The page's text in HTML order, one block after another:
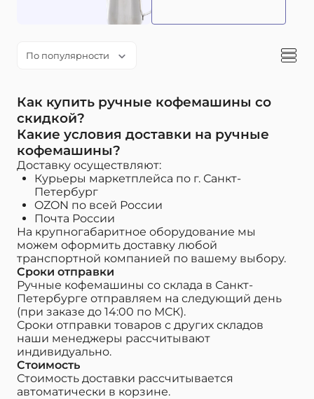
По популярности
Как купить ручные кофемашины со
скидкой?
Какие условия доставки на ручные
кофемашины?
Доставку осуществляют:
Курьеры маркетплейса по г. Санкт-
Петербург
OZON по всей России
Почта России
На крупногабаритное оборудование мы
можем оформить доставку любой
транспортной компанией по вашему выбору.
Сроки отправки
Ручные кофемашины со склада в Санкт-
Петербурге отправляем на следующий день
(при заказе до 14:00 по МСК).
Сроки отправки товаров с других складов
наши менеджеры рассчитывают
индивидуально.
Стоимость
Стоимость доставки рассчитывается
автоматически в корзине.